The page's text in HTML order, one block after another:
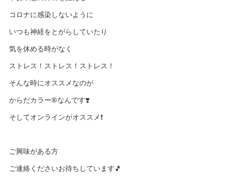
コロナに感染しないように
いつも神経をとがらしていたり
気を休める時がなく
ストレス！ストレス！ストレス！
そんな時にオススメなのが
からだカラー®️なんです❣️
そしてオンラインがオススメ❗️
ご興味がある方
ご連絡くださいお待ちしています🎵